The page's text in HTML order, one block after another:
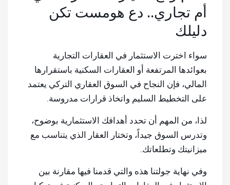
أم تجاري.. دع هومست تكن
دليلك
سواء اخترت الاستثمار في العقارات التجارية
بعوائدها المرتفعة أو العقارات السكنية باستقرارها
المالي، فإن النجاح في السوق العقاري التركي يعتمد
على التخطيط السليم واتخاذ قرارات مدروسة.
لذا، من المهم أن تحدد أهدافك الاستثمارية بوضوح،
وتدرس السوق جيداً، وتختار العقار الذي يتناسب مع
ميزانيتك وتطلعاتك.
وفي نهاية جولتنا هذه والتي قدمنا فيها مقارنة بين